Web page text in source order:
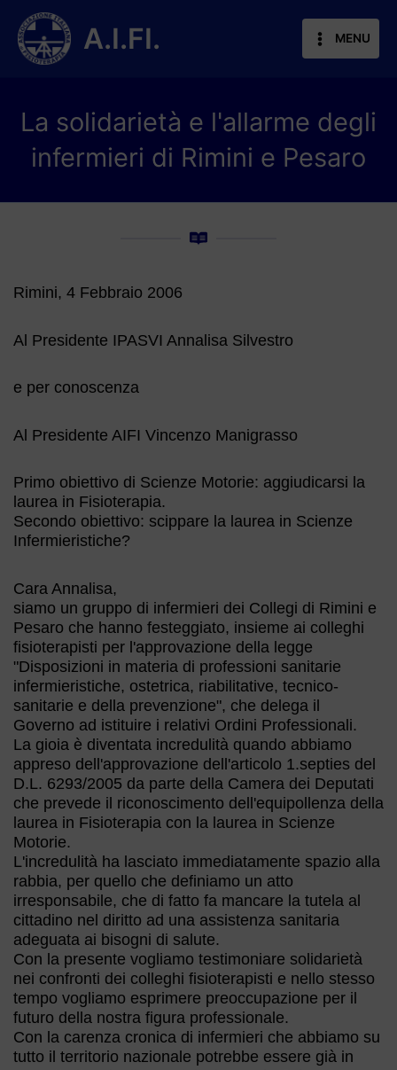
contenuto
A.I.FI. MENU
La solidarietà e l'allarme degli
infermieri di Rimini e Pesaro
Rimini, 4 Febbraio 2006
Al Presidente IPASVI Annalisa Silvestro
e per conoscenza
Al Presidente AIFI Vincenzo Manigrasso
Primo obiettivo di Scienze Motorie: aggiudicarsi la
laurea in Fisioterapia.
Secondo obiettivo: scippare la laurea in Scienze
Infermieristiche?
Cara Annalisa,
siamo un gruppo di infermieri dei Collegi di Rimini e
Pesaro che hanno festeggiato, insieme ai colleghi
fisioterapisti per l'approvazione della legge
"Disposizioni in materia di professioni sanitarie
infermieristiche, ostetrica, riabilitative, tecnico-
sanitarie e della prevenzione", che delega il
Governo ad istituire i relativi Ordini Professionali.
La gioia è diventata incredulità quando abbiamo
appreso dell'approvazione dell'articolo 1.septies del
D.L. 6293/2005 da parte della Camera dei Deputati
che prevede il riconoscimento dell'equipollenza della
laurea in Fisioterapia con la laurea in Scienze
Motorie.
L'incredulità ha lasciato immediatamente spazio alla
rabbia, per quello che definiamo un atto
irresponsabile, che di fatto fa mancare la tutela al
cittadino nel diritto ad una assistenza sanitaria
adeguata ai bisogni di salute.
Con la presente vogliamo testimoniare solidarietà
nei confronti dei colleghi fisioterapisti e nello stesso
tempo vogliamo esprimere preoccupazione per il
futuro della nostra figura professionale.
Con la carenza cronica di infermieri che abbiamo su
tutto il territorio nazionale potrebbe essere già in